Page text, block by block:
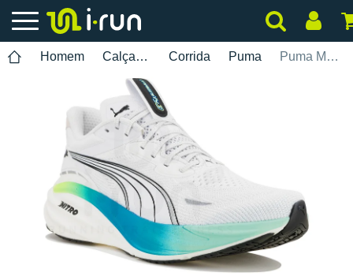
Homem Calçados Corrida Puma Puma Magnify Nitro 3